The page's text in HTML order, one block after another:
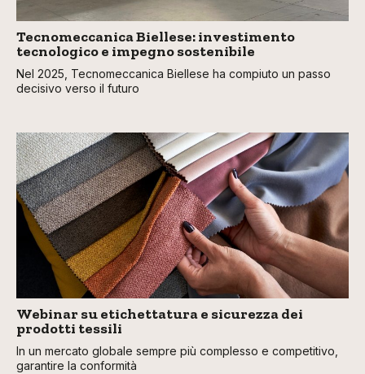
Tecnomeccanica Biellese: investimento
tecnologico e impegno sostenibile
Nel 2025, Tecnomeccanica Biellese ha compiuto un passo
decisivo verso il futuro
Webinar su etichettatura e sicurezza dei
prodotti tessili
In un mercato globale sempre più complesso e competitivo,
garantire la conformità